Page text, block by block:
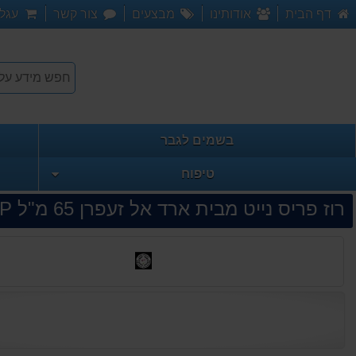
דף הבית אודותינו מבצעים צור קשר
בשמים לגבר
טיפוח
רוז פריס נייט מבית ארד אל זעפרן 65 מ"ל E.D.P בושם לנשים, Rose Paris Night by Ard Al Zaafaran for women E.D.P 65ml